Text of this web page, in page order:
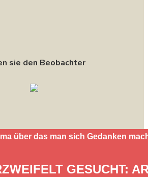
sie den Beobachter
über das man sich Gedanken
GESUCHT: